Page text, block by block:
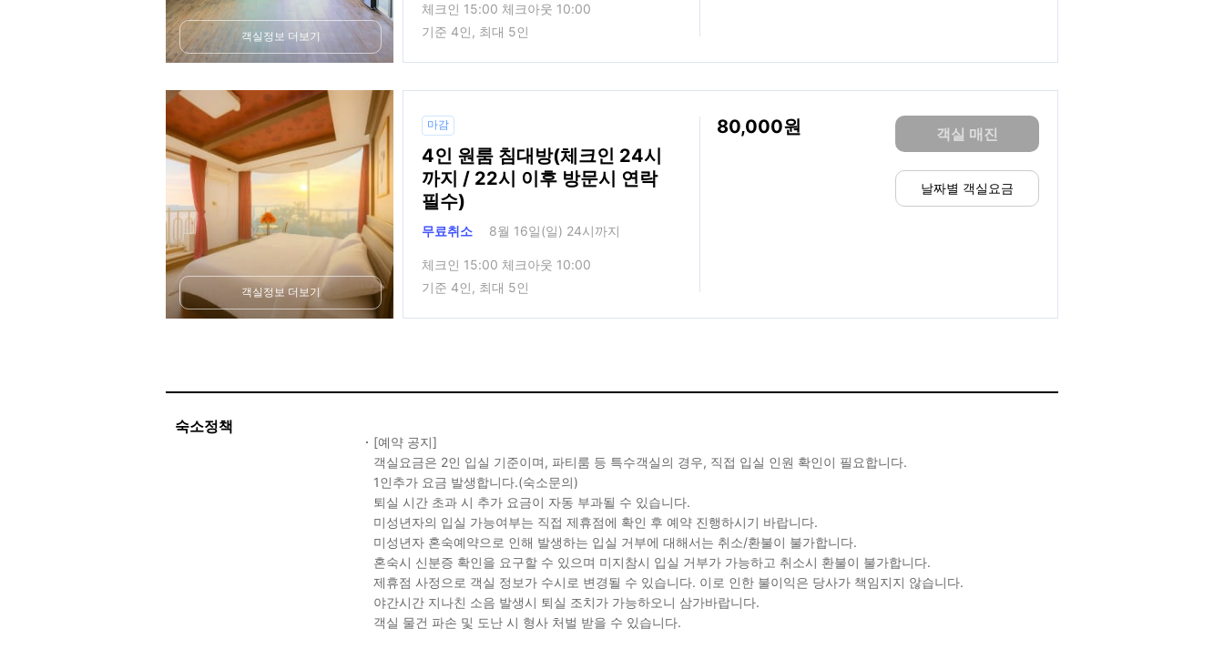
객실정보 더보기
체크인 15:00 체크아웃 10:00
기준 4인, 최대 5인
객실정보 더보기
마감
4인 원룸 침대방(체크인 24시
까지 / 22시 이후 방문시 연락
필수)
무료취소 8월 16일(일) 24시까지
체크인 15:00 체크아웃 10:00
기준 4인, 최대 5인
80,000 객실 매진
날짜별 객실요금
숙소정책
[예약 공지]
객실요금은 2인 입실 기준이며, 파티룸 등 특수객실의 경우, 직접 입실 인원 확인이 필요합니다.
1인추가 요금 발생합니다.(숙소문의)
퇴실 시간 초과 시 추가 요금이 자동 부과될 수 있습니다.
미성년자의 입실 가능여부는 직접 제휴점에 확인 후 예약 진행하시기 바랍니다.
미성년자 혼숙예약으로 인해 발생하는 입실 거부에 대해서는 취소/환불이 불가합니다.
혼숙시 신분증 확인을 요구할 수 있으며 미지참시 입실 거부가 가능하고 취소시 환불이 불가합니다.
제휴점 사정으로 객실 정보가 수시로 변경될 수 있습니다. 이로 인한 불이익은 당사가 책임지지 않습니다.
야간시간 지나친 소음 발생시 퇴실 조치가 가능하오니 삼가바랍니다.
객실 물건 파손 및 도난 시 형사 처벌 받을 수 있습니다.